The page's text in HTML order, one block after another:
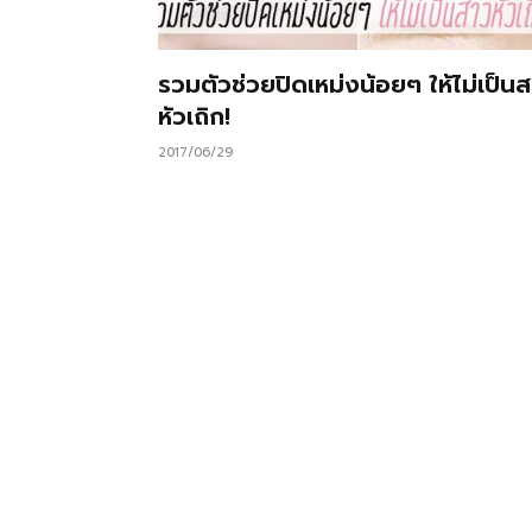
รวมตัวช่วยปิดเหม่งน้อยๆ ให้ไม่เป็น
หัวเถิก!
2017/06/29